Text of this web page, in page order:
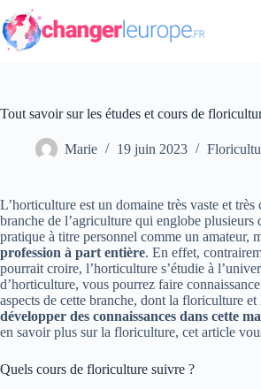
Passer
au
contenu
Tout savoir sur les études et cours de
Marie 19 juin 2023
L’horticulture est un domaine très vaste et très
branche de l’agriculture qui englobe plusieurs
pratique à titre personnel comme un amateur,
profession à part entière. En effet,
pourrait croire, l’horticulture s’étudie à
d’horticulture, vous pourrez faire
aspects de cette branche, dont la floriculture et
développer des connaissances dans cette
en savoir plus sur la floriculture, cet article
Quels cours de floriculture suivre ?